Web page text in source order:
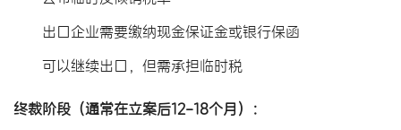
出口企业需要缴纳现金保证金或银行保函
可以继续出口，但需承担临时税
终裁阶段（通常在立案后12-18个月）：